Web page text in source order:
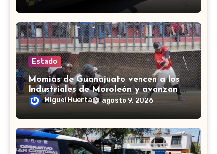
Estado
Momias de Guanajuato vencen a los
Industriales de Moroleón y avanzan a
la final estatal de béisbol
Miguel Huerta agosto 9, 2026